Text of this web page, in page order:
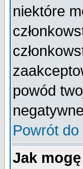
niektóre
powód
Powrót
Jak